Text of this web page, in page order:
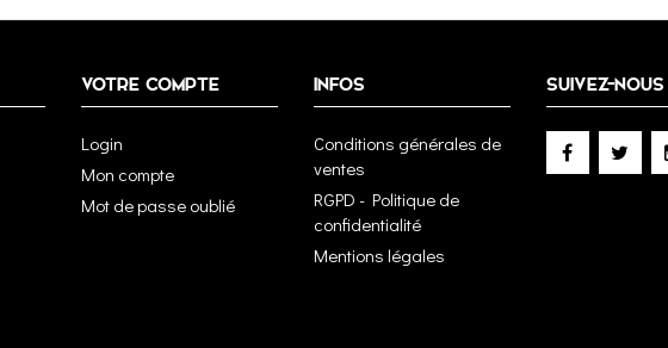
VOTRE COMPTE
Login
Mon compte
Mot de passe oublié
INFOS
Conditions générales de
ventes
RGPD - Politique de
confidentialité
Mentions légales
SUIVEZ-NOUS